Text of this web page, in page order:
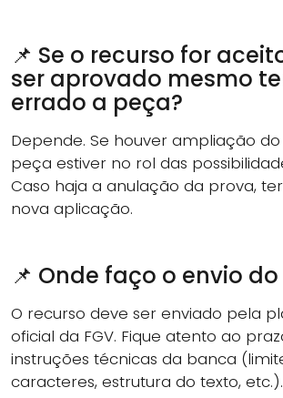
📌 Se o recurso for
ser aprovado mesmo
errado a peça?
Depende. Se houver ampliação
peça estiver no rol das
Caso haja a anulação da prova,
nova aplicação.
📌 Onde faço o envio
O recurso deve ser enviado pela
oficial da FGV. Fique atento ao
instruções técnicas da banca
caracteres, estrutura do texto, etc.).